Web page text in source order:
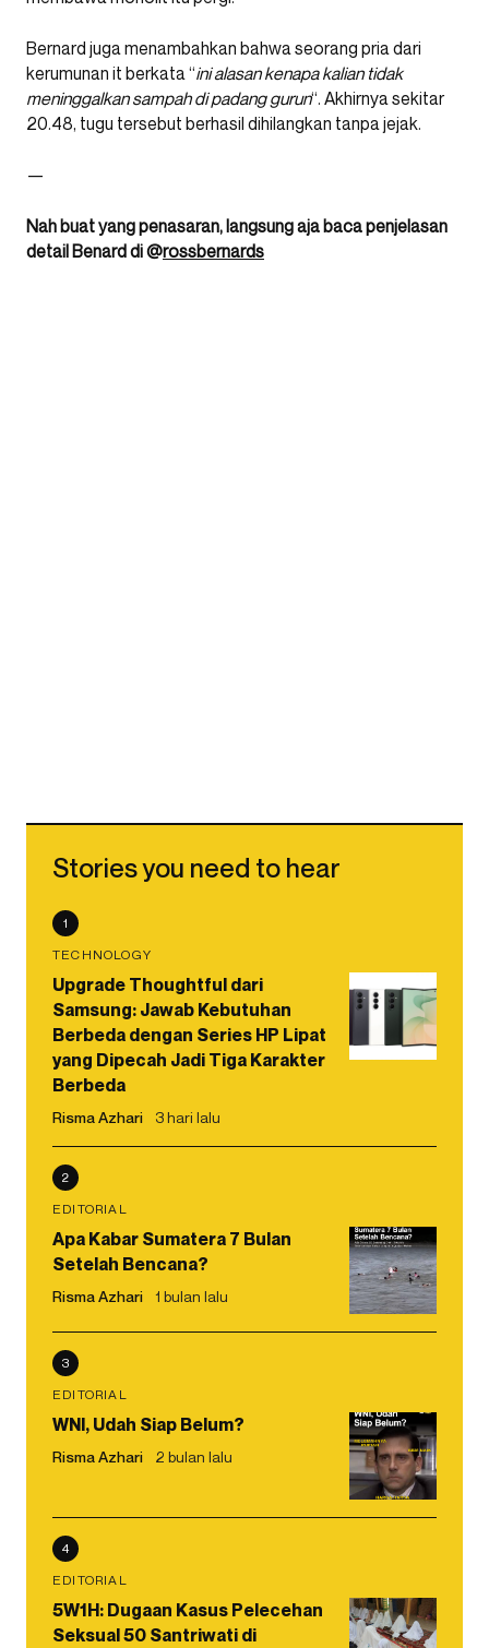
Bernard juga menambahkan bahwa seorang pria dari
kerumunan it berkata “ini alasan kenapa kalian tidak
meninggalkan sampah di padang gurun“. Akhirnya sekitar
20.48, tugu tersebut berhasil dihilangkan tanpa jejak.
—
Nah buat yang penasaran, langsung aja baca penjelasan
detail Benard di @rossbernards
Stories you need to hear
1
TECHNOLOGY
Upgrade Thoughtful dari
Samsung: Jawab Kebutuhan
Berbeda dengan Series HP Lipat
yang Dipecah Jadi Tiga Karakter
Berbeda
Risma Azhari 3 hari lalu
2
EDITORIAL
Apa Kabar Sumatera 7 Bulan
Setelah Bencana?
Risma Azhari 1 bulan lalu
3
EDITORIAL
WNI, Udah Siap Belum?
Risma Azhari 2 bulan lalu
4
EDITORIAL
5W1H: Dugaan Kasus Pelecehan
Seksual 50 Santriwati di